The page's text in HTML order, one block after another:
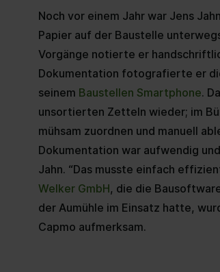
Noch vor einem Jahr war Jens
Papier auf der Baustelle
Vorgänge notierte er
Dokumentation fotografierte er
seinem Baustellen Smartphone.
unsortierten Zetteln wieder; im
mühsam zuordnen und manuell
Dokumentation war aufwendig
Jahn. “Das musste einfach
Welker GmbH, die die
der Aumühle im Einsatz hatte,
Capmo aufmerksam.